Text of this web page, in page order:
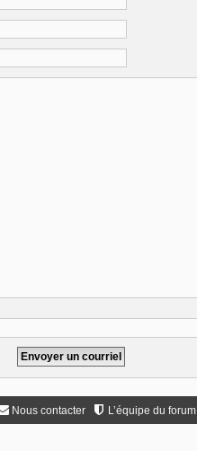
L’équipe du forum
Nous contacter